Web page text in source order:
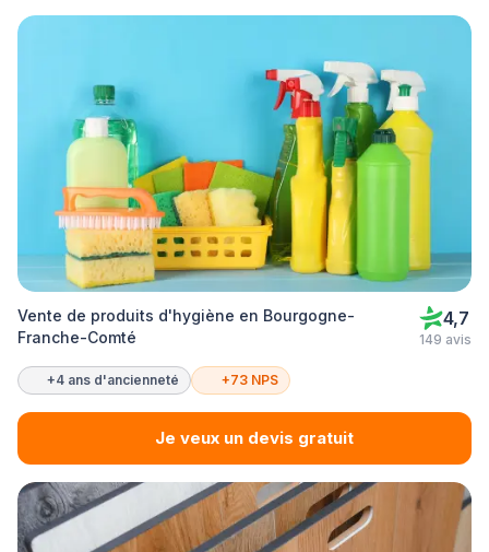
Vente de produits d'hygiène en Bourgogne-
Franche-Comté
4,7
149 avis
+4 ans d'ancienneté +73 NPS
Je veux un devis gratuit